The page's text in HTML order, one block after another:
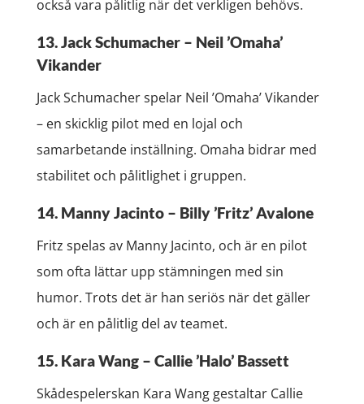
också vara pålitlig när det verkligen behövs.
13. Jack Schumacher – Neil ’Omaha’
Vikander
Jack Schumacher spelar Neil ’Omaha’ Vikander
– en skicklig pilot med en lojal och
samarbetande inställning. Omaha bidrar med
stabilitet och pålitlighet i gruppen.
14. Manny Jacinto – Billy ’Fritz’ Avalone
Fritz spelas av Manny Jacinto, och är en pilot
som ofta lättar upp stämningen med sin
humor. Trots det är han seriös när det gäller
och är en pålitlig del av teamet.
15. Kara Wang – Callie ’Halo’ Bassett
Skådespelerskan Kara Wang gestaltar Callie